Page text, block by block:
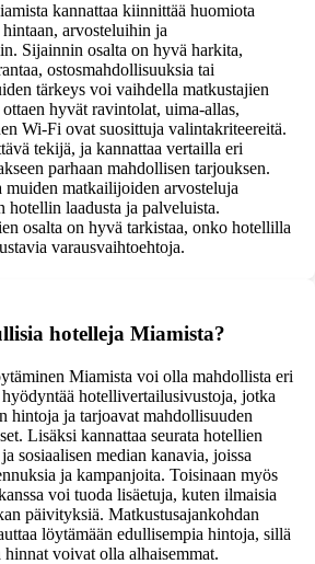
kannattaa kiinnittää huomiota
arvosteluihin ja
Sijainnin osalta on hyvä harkita,
ostosmahdollisuuksia tai
tärkeys voi vaihdella matkustajien
hyvät ravintolat, uima-allas,
Wi-Fi ovat suosittuja valintakriteereitä.
tekijä, ja kannattaa vertailla eri
parhaan mahdollisen tarjouksen.
matkailijoiden arvosteluja
hotellin laadusta ja palveluista.
osalta on hyvä tarkistaa, onko hotellilla
varausvaihtoehtoja.
hotelleja Miamista?
Miamista voi olla mahdollista eri
hotellivertailusivustoja, jotka
hintoja ja tarjoavat mahdollisuuden
Lisäksi kannattaa seurata hotellien
sosiaalisen median kanavia, joissa
ja kampanjoita. Toisinaan myös
voi tuoda lisäetuja, kuten ilmaisia
päivityksiä. Matkustusajankohdan
löytämään edullisempia hintoja, sillä
voivat olla alhaisemmat.